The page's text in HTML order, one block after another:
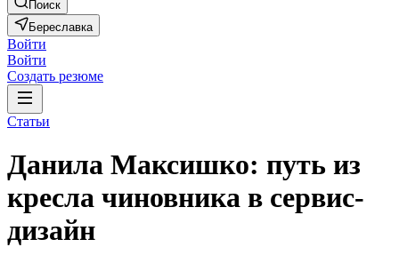
Поиск
Береславка
Войти
Войти
Создать резюме
Статьи
Данила Максишко: путь из
кресла чиновника в сервис-
дизайн